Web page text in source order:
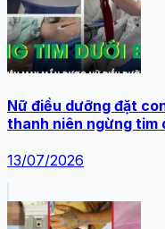
Nữ điều dưỡng đặt
thanh niên ngừng tim
13/07/2026